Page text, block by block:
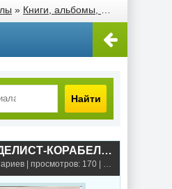
Виктория (1765)
для сборки и
width="320"
» Книги, альбомы, атласы
Найти
ЖУРНАЛА МОДЕЛИСТ-КОРАБЕЛ №1, Январь 1998
| просмотров: 170 | Книги, альбомы,